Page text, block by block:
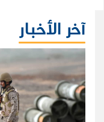
آخر الأخبار